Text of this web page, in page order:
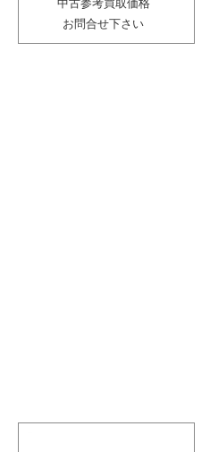
中古参考買取価格
お問合せ下さい